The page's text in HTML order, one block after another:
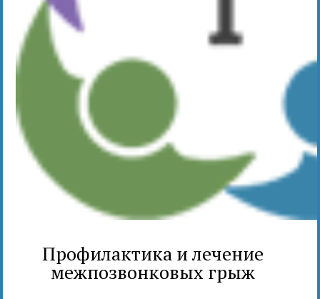
Профилактика и лечение
межпозвонковых грыж